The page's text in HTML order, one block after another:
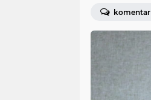
komentar